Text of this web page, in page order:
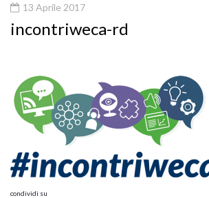
13 Aprile 2017
incontriweca-rd
condividi su